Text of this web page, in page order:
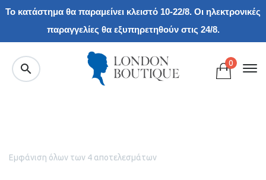
Το κατάστημα θα παραμείνει κλειστό 10-22/8. Οι ηλεκτρονικές
παραγγελίες θα εξυπηρετηθούν στις 24/8.
0
Εμφάνιση όλων των 4 αποτελεσμάτων